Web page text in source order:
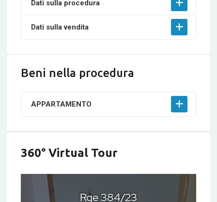
Dati sulla procedura
Dati sulla vendita
Beni nella procedura
APPARTAMENTO
360° Virtual Tour